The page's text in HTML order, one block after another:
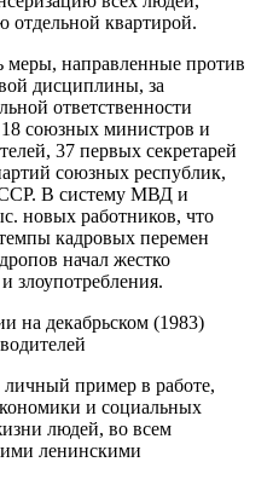
отдельной квартирой.
меры, направленные против
дисциплины, за
ответственности
союзных министров и
37 первых секретарей
союзных республик,
В систему МВД и
новых работников, что
кадровых перемен
начал жестко
злоупотребления.
на декабрьском (1983)
пример в работе,
и социальных
людей, во всем
ленинскими